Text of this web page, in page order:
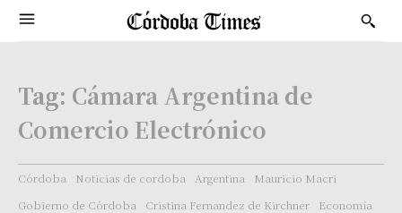
Tag: Cámara Argentina de
Comercio Electrónico
Córdoba Noticias de cordoba Argentina
Mauricio Macri
Gobierno de Córdoba
Cristina Fernandez de Kirchner
Economía